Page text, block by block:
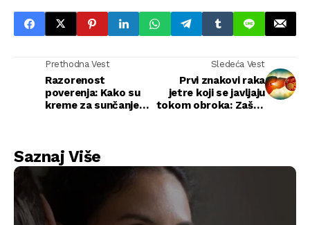
Prethodna Vest
Razorenost
poverenja: Kako su
kreme za sunčanje
Sledeća Vest
Prvi znakovi raka
jetre koji se javljaju
tokom obroka: Zašto
Saznaj Više